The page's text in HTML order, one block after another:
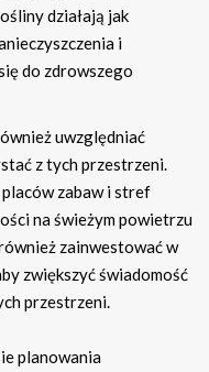
działają jak
i
do zdrowszego
uwzględniać
z tych przestrzeni.
zabaw i stref
na świeżym powietrzu
zainwestować w
zwiększyć świadomość
przestrzeni.
planowania